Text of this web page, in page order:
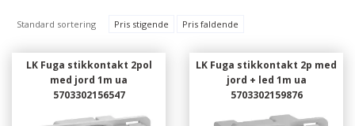
Standard sortering Pris stigende Pris faldende
LK Fuga stikkontakt 2pol
med jord 1m ua
5703302156547
LK Fuga stikkontakt 2p med
jord + led 1m ua
5703302159876